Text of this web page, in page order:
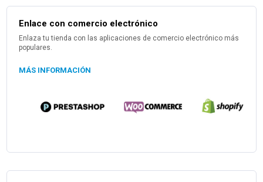
Enlace con comercio electrónico
Enlaza tu tienda con las aplicaciones de comercio electrónico más
populares.
MÁS INFORMACIÓN